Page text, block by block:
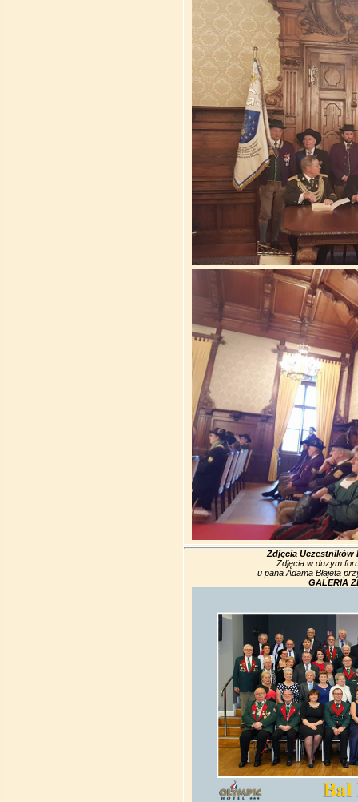
Zdjęcia Uczestników
Zdjęcia w dużym
u pana Adama Błajeta
GALERIA